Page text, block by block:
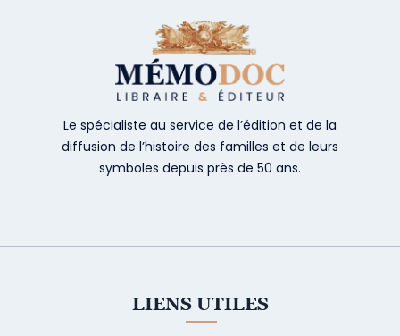
Le spécialiste au service de l’édition et de la
diffusion de l’histoire des familles et de leurs
symboles depuis près de 50 ans.
LIENS UTILES